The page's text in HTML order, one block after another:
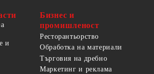
и
Бизнес и
промишленост
Ресторантьорство
Обработка на материали
Търговия на дребно
Маркетинг и реклама